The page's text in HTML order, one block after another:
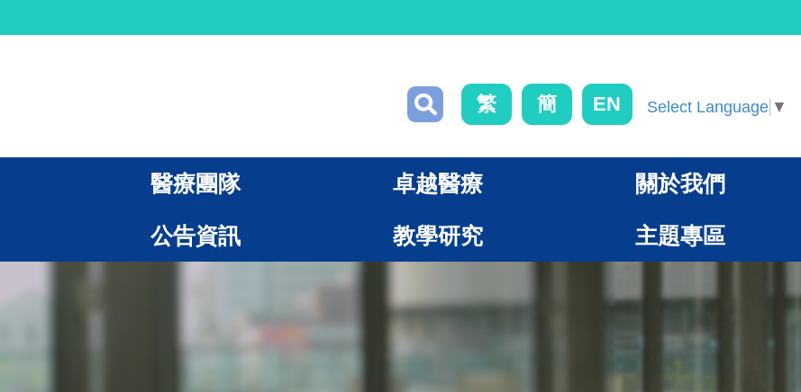
繁 簡 EN Select Language ▼
醫療團隊 卓越醫療 關於我們
公告資訊 教學研究 主題專區